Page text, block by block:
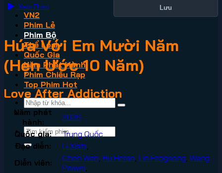
VN2
Phim Lẻ
Phim Bộ
Thể Loại
Quốc Gia
Năm Phát Hành
Phim Chiếu Rạp
Top Phim Hot
Xem Phim Lưu
Hứa Với Em Mười Năm
(Hẹn Ước 10 Năm)
Love After Addiction
Năm phát
hành:
2026
Quốc gia:
Trung Quốc
Đạo diễn:
Li Xishi
Diễn viên:
Chen Wen Hu Heran Lin Fengsong Wang
Peiwei